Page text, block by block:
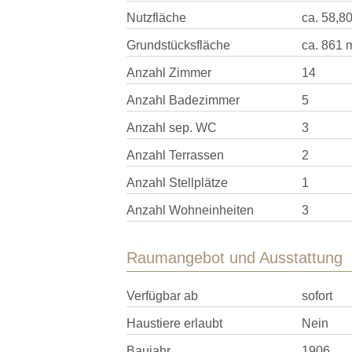
Nutzfläche ca.
Grundstücksfläche ca. 861
Anzahl Zimmer 14
Anzahl Badezimmer 5
Anzahl sep. WC 3
Anzahl Terrassen 2
Anzahl Stellplätze 1
Anzahl Wohneinheiten 3
Raumangebot und Ausstattung
Verfügbar ab sofort
Haustiere erlaubt Nein